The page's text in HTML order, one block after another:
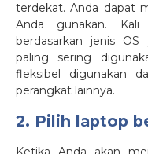
terdekat. Anda dapat
Anda gunakan.
berdasarkan jenis
paling sering
fleksibel digunakan
perangkat lainnya.
2. Pilih laptop